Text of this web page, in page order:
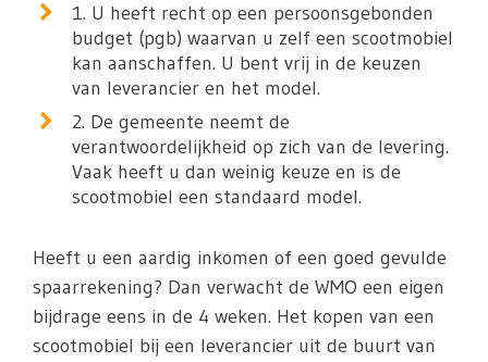
1. U heeft recht op een persoonsgebonden
budget (pgb) waarvan u zelf een scootmobiel
kan aanschaffen. U bent vrij in de keuzen
van leverancier en het model.
2. De gemeente neemt de
verantwoordelijkheid op zich van de levering.
Vaak heeft u dan weinig keuze en is de
scootmobiel een standaard model.
Heeft u een aardig inkomen of een goed gevulde
spaarrekening? Dan verwacht de WMO een eigen
bijdrage eens in de 4 weken. Het kopen van een
scootmobiel bij een leverancier uit de buurt van